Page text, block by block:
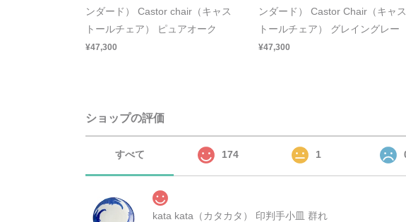
ンダード） Castor chair（キャス
トールチェア） ピュアオーク
¥47,300
ンダード） Castor Chair（キャス
トールチェア） グレイングレー
¥47,300
ショップの評価
すべて 174 1
kata kata（カタカタ） 印判手小皿 群れ